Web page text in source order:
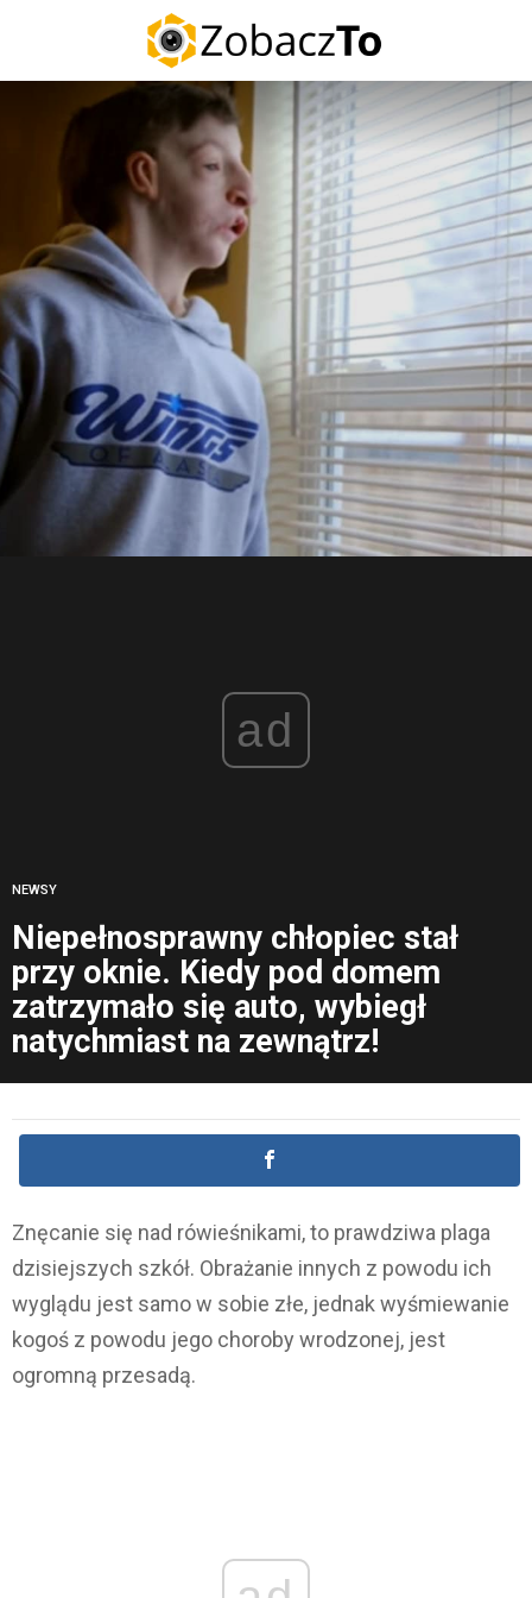
ad
NEWSY
Niepełnosprawny chłopiec stał
przy oknie. Kiedy pod domem
zatrzymało się auto, wybiegł
natychmiast na zewnątrz!
Znęcanie się nad rówieśnikami, to prawdziwa plaga
dzisiejszych szkół. Obrażanie innych z powodu ich
wyglądu jest samo w sobie złe, jednak wyśmiewanie
kogoś z powodu jego choroby wrodzonej, jest
ogromną przesadą.